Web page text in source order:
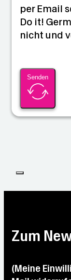
per Email
Do it!
nicht und
Senden
Zum
(Meine